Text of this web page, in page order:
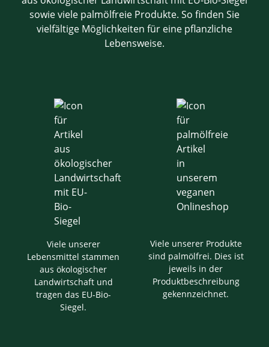
sowie viele palmölfreie Produkte. So finden Sie
vielfältige Möglichkeiten für eine pflanzliche
Lebensweise.
Viele unserer
Lebensmittel stammen
aus ökologischer
Landwirtschaft und
tragen das EU-Bio-
Siegel.
Viele unserer Produkte
sind palmölfrei. Dies ist
jeweils in der
Produktbeschreibung
gekennzeichnet.